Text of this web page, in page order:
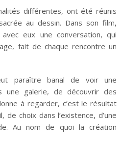
différentes, ont été réunis
au dessin. Dans son film,
eux une conversation, qui
fait de chaque rencontre un
paraître banal de voir une
une galerie, de découvrir des
à regarder, c’est le résultat
de choix dans l’existence, d’une
Au nom de quoi la création